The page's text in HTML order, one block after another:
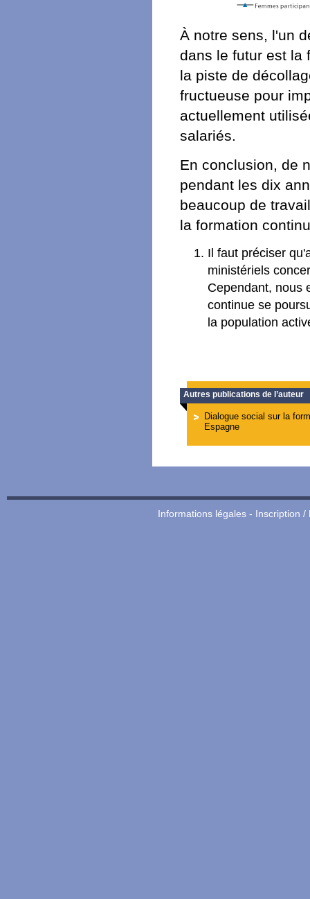
À notre sens, l'un
dans le futur est la
la piste de
fructueuse pour
actuellement
salariés.
En conclusion, de
pendant les dix
beaucoup de
la formation
Il faut préciser
ministériels
Cependant, nous
continue se
la population
Autres publications de l’auteur
Dialogue social sur la
Espagne
Informations légales- Inscription